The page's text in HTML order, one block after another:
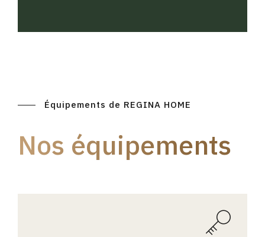
Équipements de REGINA HOME
Nos équipements